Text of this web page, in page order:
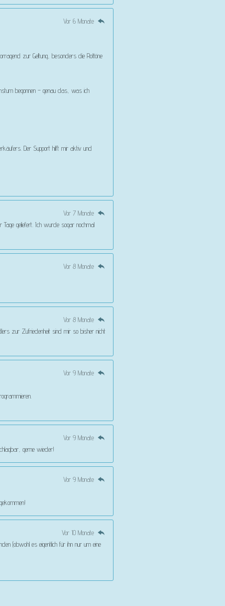
Vor 6 Monate
zur Geltung, besonders die Rottöne
begonnen – genau das, was ich
Der Support hilft mir aktiv und
Vor 7 Monate
Tage geliefert. Ich wurde sogar nochmal
Vor 8 Monate
Vor 8 Monate
zur Zufriedenheit sind mir so bisher nicht
Vor 9 Monate
Vor 9 Monate
gerne wieder!
Vor 9 Monate
Vor 10 Monate
(obwohl es eigentlich für ihn nur um eine